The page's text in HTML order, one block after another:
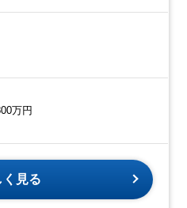
万円
く見る